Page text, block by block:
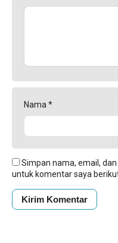
Nama *
Simpan nama, email,
untuk komentar saya